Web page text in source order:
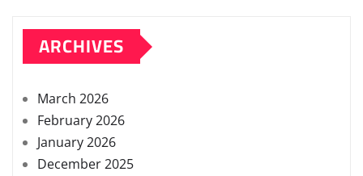
ARCHIVES
March 2026
February 2026
January 2026
December 2025